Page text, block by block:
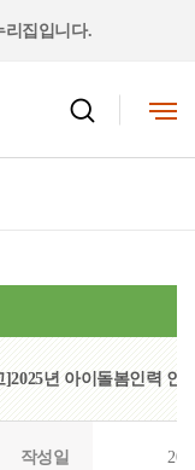
리집입니다.
]2025년 아이돌봄인력 인
작성일